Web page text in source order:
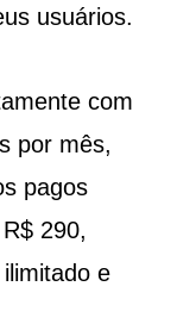
usuários.
com
por mês,
pagos
290,
e